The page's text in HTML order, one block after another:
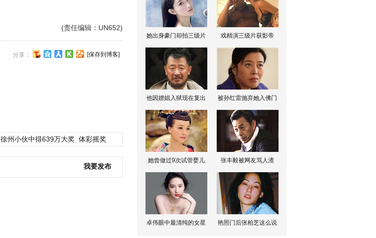
(责任编辑：UN652)
分享： [保存到博客]
徐州小伙中得639万大奖 体彩摇奖
我要发布
她出身豪门却拍三级片 戏精演三级片获影帝
他因嫖娼入狱现在复出 被孙红雷抛弃她入佛门
她曾做过9次试管婴儿 张丰毅被网友骂人渣
卓伟眼中最清纯的女星 艳照门后张柏芝这么说